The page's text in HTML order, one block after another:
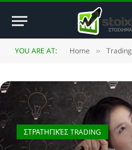
YOU ARE AT: Home » Trading
ΣΤΡΑΤΗΓΙΚΈΣ TRADING